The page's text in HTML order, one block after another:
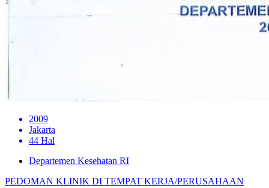
2009
Jakarta
44 Hal
Departemen Kesehatan RI
PEDOMAN KLINIK DI TEMPAT KERJA/PERUSAHAAN